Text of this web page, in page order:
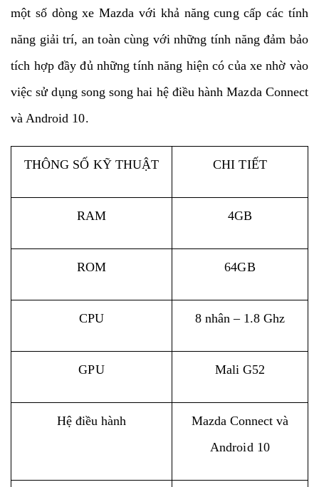
một số dòng xe Mazda với khả năng cung cấp các tính
năng giải trí, an toàn cùng với những tính năng đảm bảo
tích hợp đầy đủ những tính năng hiện có của xe nhờ vào
việc sử dụng song song hai hệ điều hành Mazda Connect
và Android 10.
THÔNG SỐ KỸ THUẬT CHI TIẾT
RAM 4GB
ROM 64GB
CPU 8 nhân – 1.8 Ghz
GPU Mali G52
Hệ điều hành
Mazda Connect và
Android 10